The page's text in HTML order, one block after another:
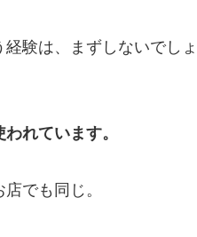
験は、まずしないでしょ
れています。
でも同じ。